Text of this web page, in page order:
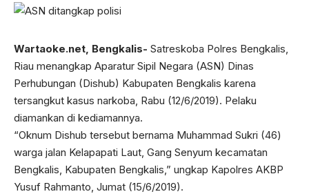
Wartaoke.net, Bengkalis- Satreskoba Polres Bengkalis,
Riau menangkap Aparatur Sipil Negara (ASN) Dinas
Perhubungan (Dishub) Kabupaten Bengkalis karena
tersangkut kasus narkoba, Rabu (12/6/2019). Pelaku
diamankan di kediamannya.
“Oknum Dishub tersebut bernama Muhammad Sukri (46)
warga jalan Kelapapati Laut, Gang Senyum kecamatan
Bengkalis, Kabupaten Bengkalis,” ungkap Kapolres AKBP
Yusuf Rahmanto, Jumat (15/6/2019).